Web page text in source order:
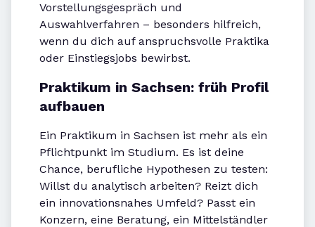
Vorstellungsgespräch und
Auswahlverfahren – besonders hilfreich,
wenn du dich auf anspruchsvolle Praktika
oder Einstiegsjobs bewirbst.
Praktikum in Sachsen: früh Profil
aufbauen
Ein Praktikum in Sachsen ist mehr als ein
Pflichtpunkt im Studium. Es ist deine
Chance, berufliche Hypothesen zu testen:
Willst du analytisch arbeiten? Reizt dich
ein innovationsnahes Umfeld? Passt ein
Konzern, eine Beratung, ein Mittelständler